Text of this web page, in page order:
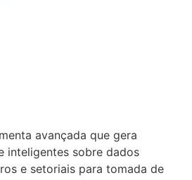
avançada que gera
inteligentes sobre dados
e setoriais para tomada de